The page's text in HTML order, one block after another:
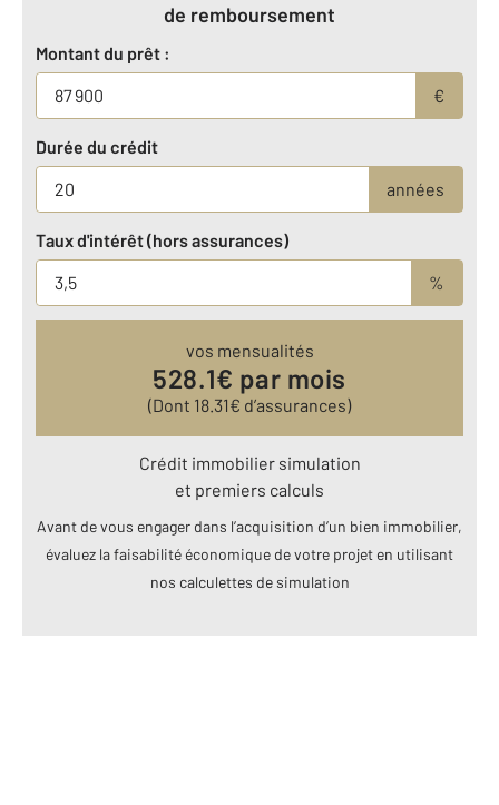
de remboursement
Montant du prêt :
€
Durée du crédit
années
Taux d'intérêt (hors assurances)
%
vos mensualités
528.1€ par mois
(Dont 18.31€ d’assurances)
Crédit immobilier simulation
et premiers calculs
Avant de vous engager dans l’acquisition d’un bien immobilier,
évaluez la faisabilité économique de votre projet en utilisant
nos calculettes de simulation